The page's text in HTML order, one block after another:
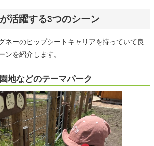
活躍する3つのシーン
ネーのヒップシートキャリアを持っていて良
ンを紹介します。
地などのテーマパーク